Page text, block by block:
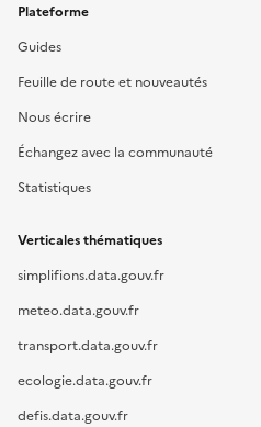
Plateforme
Guides
Feuille de route et nouveautés
Nous écrire
Échangez avec la communauté
Statistiques
Verticales thématiques
simplifions.data.gouv.fr
meteo.data.gouv.fr
transport.data.gouv.fr
ecologie.data.gouv.fr
defis.data.gouv.fr